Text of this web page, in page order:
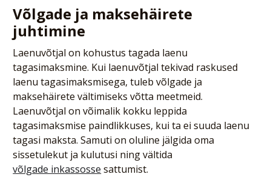
Võlgade ja maksehäirete
juhtimine
Laenuvõtjal on kohustus tagada laenu
tagasimaksmine. Kui laenuvõtjal tekivad raskused
laenu tagasimaksmisega, tuleb võlgade ja
maksehäirete vältimiseks võtta meetmeid.
Laenuvõtjal on võimalik kokku leppida
tagasimaksmise paindlikkuses, kui ta ei suuda laenu
tagasi maksta. Samuti on oluline jälgida oma
sissetulekut ja kulutusi ning vältida
võlgade inkassosse sattumist.